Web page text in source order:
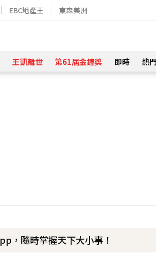
EBC地產王 東森美洲
王凱離世 第61屆金鐘獎 即時 熱門
，隨時掌握天下大小事！